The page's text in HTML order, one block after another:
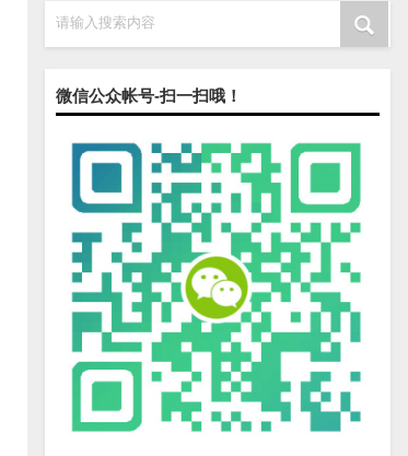
请输入搜索内容
微信公众帐号-扫一扫哦！